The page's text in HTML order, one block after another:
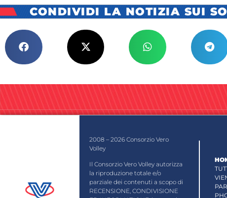
CONDIVIDI LA NOTIZIA SUI
2008 – 2026 Consorzio Vero
Volley
Il Consorzio Vero Volley autorizza
la riproduzione totale e/o
parziale dei contenuti a scopo di
RECENSIONE, CONDIVISIONE